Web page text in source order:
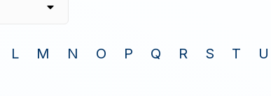
L M N O P Q R S T U